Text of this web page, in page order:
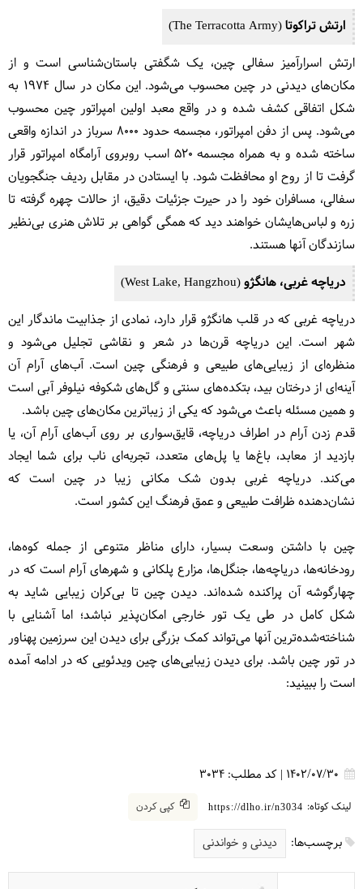
ارتش تراکوتا (The Terracotta Army)
ارتش اسرارآمیز سفالی چین، یک شگفتی باستان‌شناسی است و از
مکان‌های دیدنی در چین محسوب می‌شود. این مکان در سال ۱۹۷۴ به
شکل اتفاقی کشف شده و در واقع معبد اولین امپراتور چین محسوب
می‌شود. پس از دفن امپراتور، مجسمه حدود ۸۰۰۰ سرباز در اندازه واقعی
ساخته شده و به همراه مجسمه ۵۲۰ اسب روبروی آرامگاه امپراتور قرار
گرفت تا از روح او محافظت شود. با ایستادن در مقابل ردیف جنگجویان
سفالی، مسافران خود را در حیرت جزئیات دقیق، از حالات چهره گرفته تا
زره و لباس‌هایشان خواهند دید که همگی گواهی بر تلاش هنری بی‌نظیر
سازندگان آنها هستند.
دریاچه غربی، هانگژو (West Lake, Hangzhou)
دریاچه غربی که در قلب هانگژو قرار دارد، نمادی از جذابیت ماندگار این
شهر است. این دریاچه قرن‌ها در شعر و نقاشی تجلیل می‌شود و
منظره‌ای از زیبایی‌های طبیعی و فرهنگی چین است. آب‌های آرام آن
آینه‌ای از درختان بید، بتکده‌های سنتی و گل‌های شکوفه نیلوفر آبی است
و همین مسئله باعث می‌شود که یکی از زیباترین مکان‌های چین باشد.
قدم زدن آرام در اطراف دریاچه، قایق‌سواری بر روی آب‌های آرام آن، یا
بازدید از معابد، باغ‌ها یا پل‌های متعدد، تجربه‌ای ناب برای شما ایجاد
می‌کند. دریاچه غربی بدون شک مکانی زیبا در چین است که
نشان‌دهنده ظرافت طبیعی و عمق فرهنگ این کشور است.
چین با داشتن وسعت بسیار، دارای مناظر متنوعی از جمله کوه‌ها،
رودخانه‌ها، دریاچه‌ها، جنگل‌ها، مزارع پلکانی و شهرهای آرام است که در
چهارگوشه آن پراکنده شده‌اند. دیدن چین تا بی‌کران زیبایی شاید به
شکل کامل در طی یک تور خارجی امکان‌پذیر نباشد؛ اما آشنایی با
شناخته‌شده‌ترین آنها می‌تواند کمک بزرگی برای دیدن این سرزمین پهناور
در تور چین باشد. برای دیدن زیبایی‌های چین ویدئویی که در ادامه آمده
است را ببینید:
1402/07/30
| کد مطلب: 3034
لینک کوتاه: https://dlho.ir/n3034 کپی کردن
برچسب‌ها: دیدنی و خواندنی